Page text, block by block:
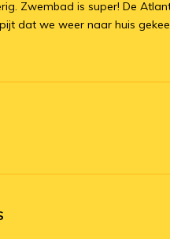
Zwembad is super! De
dat we weer naar huis